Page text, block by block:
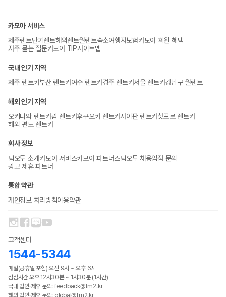
카모아 서비스
제주렌트단기렌트해외렌트월렌트숙소여행자보험카모아 회원 혜택
자주 묻는 질문카모아 TIP사이트맵
국내 인기 지역
제주 렌트카부산 렌트카여수 렌트카경주 렌트카서울 렌트카강남구 월렌트
해외 인기 지역
오키나와 렌트카괌 렌트카후쿠오카 렌트카사이판 렌트카삿포로 렌트카
해외 편도 렌트카
회사 정보
팀오투 소개카모아 서비스카모아 파트너스팀오투 채용입점 문의
광고 제휴 파트너
통합 약관
개인정보 처리방침이용약관
고객센터
1544-5344
매일(공휴일 포함) 오전 9시 ~ 오후 6시
점심시간 오후 12시30분 ~ 1시30분 (1시간)
국내 법인·제휴 문의: feedback@tm2.kr
해외 법인·제휴 문의: global@tm2.kr